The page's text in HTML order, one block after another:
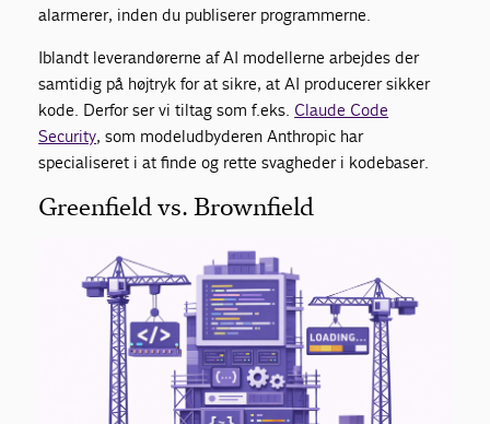
alarmerer, inden du publiserer programmerne.
Iblandt leverandørerne af AI modellerne arbejdes der
samtidig på højtryk for at sikre, at AI producerer sikker
kode. Derfor ser vi tiltag som f.eks. Claude Code
Security, som modeludbyderen Anthropic har
specialiseret i at finde og rette svagheder i kodebaser.
Greenfield vs. Brownfield